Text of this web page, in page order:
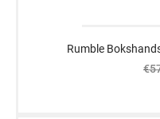
Rumble